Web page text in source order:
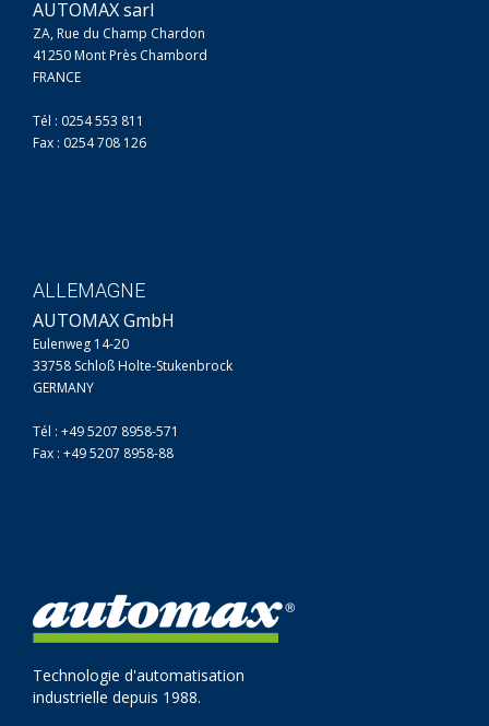
AUTOMAX sarl
ZA, Rue du Champ Chardon
41250 Mont Près Chambord
FRANCE
Tél : 0254 553 811
Fax : 0254 708 126
ALLEMAGNE
AUTOMAX GmbH
Eulenweg 14-20
33758 Schloß Holte-Stukenbrock
GERMANY
Tél : +49 5207 8958-571
Fax : +49 5207 8958-88
Technologie d'automatisation
industrielle depuis 1988.